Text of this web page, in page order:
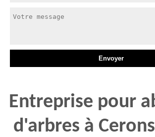
Entreprise pour
d'arbres à